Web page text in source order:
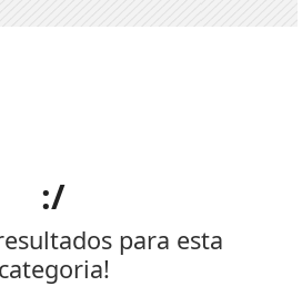
:/
para esta
categoria!